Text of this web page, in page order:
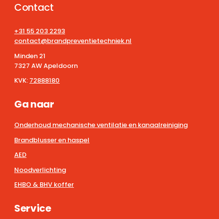
Contact
+31 55 203 2293
contact@brandpreventietechniek.nl
Minden 21
7327 AW Apeldoorn
KVK: 72888180
Ga naar
Onderhoud mechanische ventilatie en kanaalreiniging
Brandblusser en haspel
AED
Noodverlichting
EHBO & BHV koffer
Service